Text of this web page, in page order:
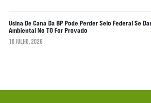
Usina De Cana Da BP Pode Perder Selo Federal Se
Ambiental No TO For Provado
10 JULHO, 2026